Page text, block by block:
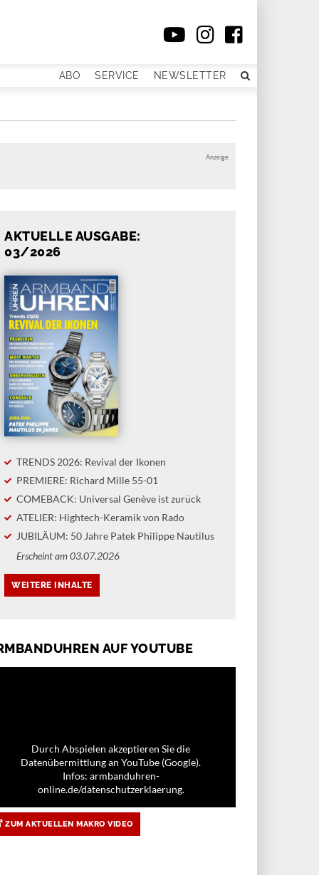
ABO SERVICE NEWSLETTER
Anzeige
AKTUELLE AUSGABE:
03/2026
TRENDS 2026: Revival der Ikonen
PREMIERE: Richard Mille 55-01
COMEBACK: Universal Genève ist zurück
ATELIER: Hightech-Keramik von Rado
JUBILÄUM: 50 Jahre Patek Philippe Nautilus
Erscheint am 03.07.2026
AUF YOUTUBE
Durch Abspielen akzeptieren Sie die
Datenübermittlung an YouTube (Google).
Infos: armbanduhren-
online.de/datenschutzerklaerung.
ZUM AKTUELLEN MAKRO VIDEO